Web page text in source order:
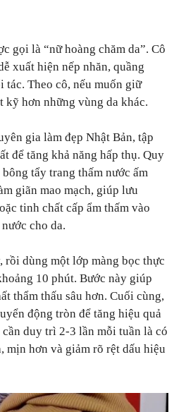
gọi là “nữ hoàng chăm da”. Cô
xuất hiện nếp nhăn, quầng
tác. Theo cô, nếu muốn giữ
kỹ hơn những vùng da khác.
gia làm đẹp Nhật Bản, tập
để tăng khả năng hấp thụ. Quy
tẩy trang thấm nước ấm
giãn mao mạch, giúp lưu
tinh chất cấp ẩm thấm vào
cho da.
rồi dùng một lớp màng bọc thực
10 phút. Bước này giúp
thẩm thấu sâu hơn. Cuối cùng,
động tròn để tăng hiệu quả
duy trì 2-3 lần mỗi tuần là có
mịn hơn và giảm rõ rệt dấu hiệu